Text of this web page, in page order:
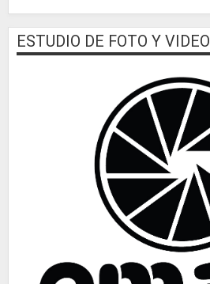
ESTUDIO DE FOTO Y VIDEO